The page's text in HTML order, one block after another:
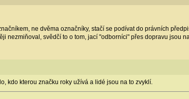
ne dvěma označníky, stačí se podívat do právních
nezmiňoval, svědčí to o tom, jací "odborníci" přes dopravu jsou
kdo kterou značku roky užívá a lidé jsou na to zvyklí.